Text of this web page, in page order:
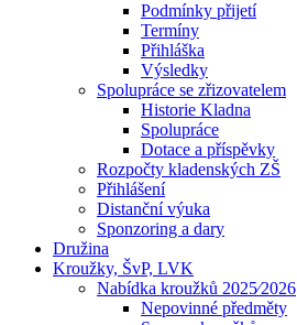
Podmínky přijetí
Termíny
Přihláška
Výsledky
Spolupráce se zřizovatelem
Historie Kladna
Spolupráce
Dotace a příspěvky
Rozpočty kladenských ZŠ
Přihlášení
Distanční výuka
Sponzoring a dary
Družina
Kroužky, ŠvP, LVK
Nabídka kroužků 2025⁄2026
Nepovinné předměty